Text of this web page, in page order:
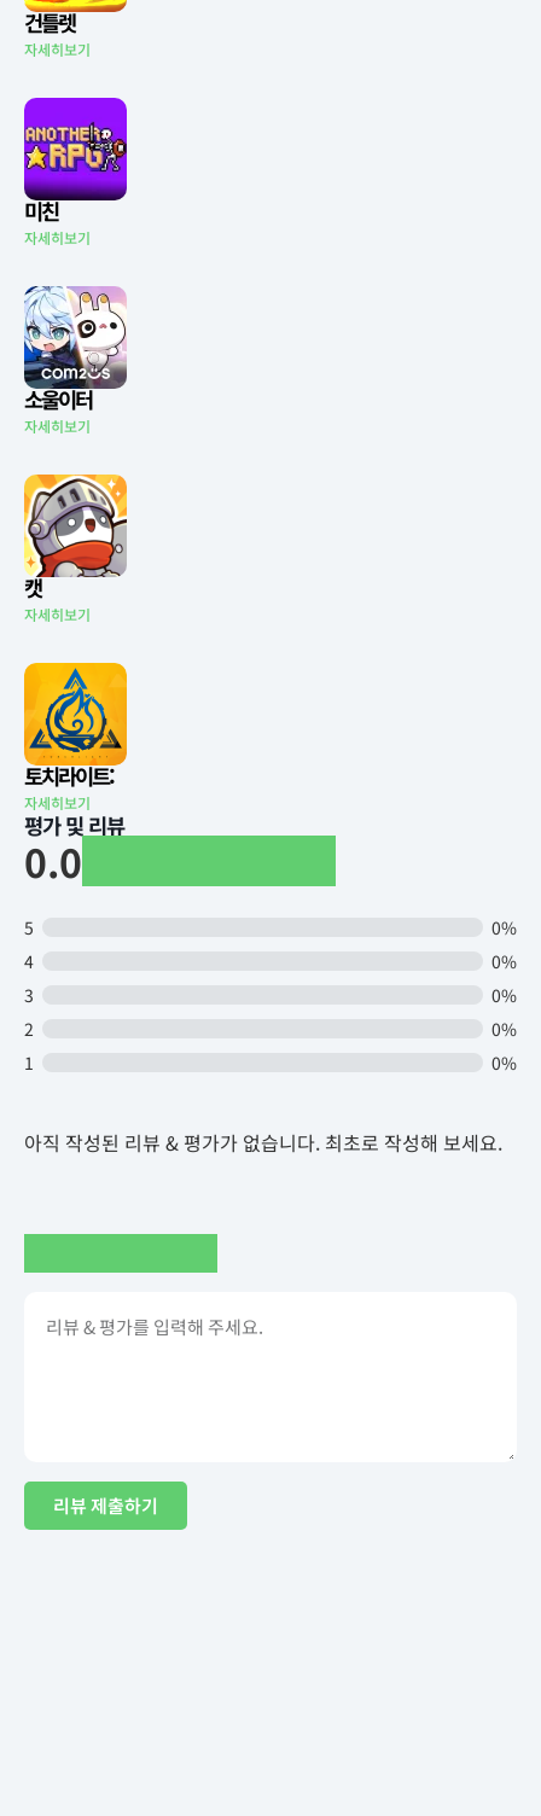
건틀렛
자세히보기
미친
자세히보기
소울이터
자세히보기
캣
자세히보기
토치라이트:
자세히보기
평가 및 리뷰
0.0
5
0%
4
0%
3
0%
2
0%
1
0%
아직 작성된 리뷰 & 평가가 없습니다. 최초로 작성해 보세요.
리뷰 제출하기